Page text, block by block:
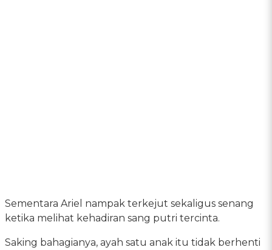
Sementara Ariel nampak terkejut sekaligus senang
ketika melihat kehadiran sang putri tercinta.
Saking bahagianya, ayah satu anak itu tidak berhenti